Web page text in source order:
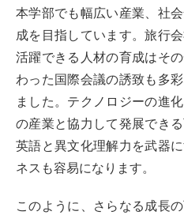
本学部でも幅広い産業、社
成を目指しています。旅行
活躍できる人材の育成はそ
わった国際会議の誘致も多
ました。テクノロジーの進
の産業と協力して発展でき
英語と異文化理解力を武器
ネスも容易になります。
このように、さらなる成長